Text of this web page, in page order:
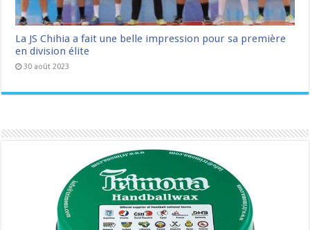
La JS Chihia a fait une belle impression pour sa première
en division élite
30 août 2023